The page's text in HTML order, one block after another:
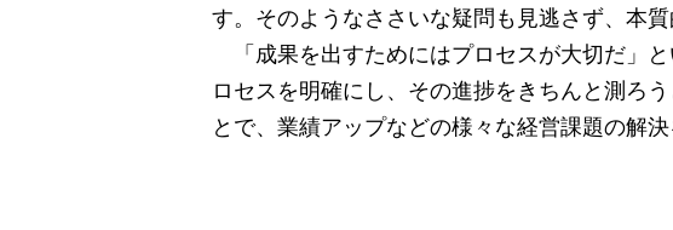
す。そのようなささいな疑問も見逃さず、本
「成果を出すためにはプロセスが大切だ」
ロセスを明確にし、その進捗をきちんと測ろ
とで、業績アップなどの様々な経営課題の解